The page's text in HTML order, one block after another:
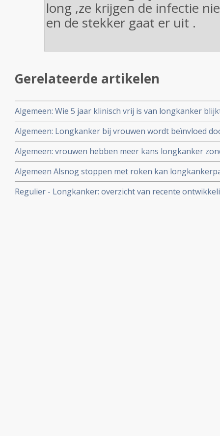
long ,ze krijgen de infectie
en de stekker gaat er uit .
Gerelateerde artikelen
Algemeen: Wie 5 jaar klinisch vrij is van longkanker
Te vaak ontstaat een recidief toch weer na die 5 jaar
voorgesteld.
Algemeen: Longkanker bij vrouwen wordt beïnvloed
verschillende grote studies aan. Sterftekans blijkt ook
vrouwelijke longkankerpatienten
Algemeen: vrouwen hebben meer kans longkanker
mannen blijkt uit studie analyse van gegevens van
Algemeen Alsnog stoppen met roken kan
levensverlenging geven.
Regulier - Longkanker: overzicht van recente